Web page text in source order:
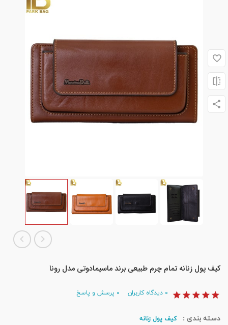
کیف پول زنانه تمام چرم طبیعی برند ماسیمادوتی مدل رونا
دیدگاه کاربران پرسش و پاسخ
دسته بندی : کیف پول زنانه